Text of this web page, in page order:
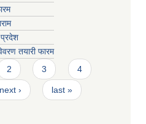
तयारी फारम
2 3 4
next › last »